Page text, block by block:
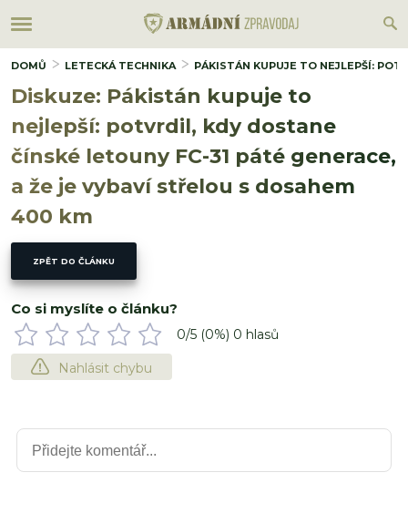
DOMŮ LETECKÁ TECHNIKA PÁKISTÁN KUPUJE TO NEJLEPŠÍ:
Diskuze: Pákistán kupuje to
nejlepší: potvrdil, kdy dostane
čínské letouny FC-31 páté generace,
a že je vybaví střelou s dosahem
400 km
ZPĚT DO ČLÁNKU
Co si myslíte o článku?
0/5 (0%) 0 hlasů
Nahlásit chybu